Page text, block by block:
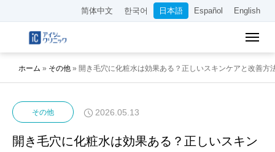
简体中文 한국어 日本語 Español English
ホーム » その他 » 開き毛穴に化粧水は効果ある？正しいスキンケアと改善方
その他 2026.05.13
開き毛穴に化粧水は効果ある？正しいスキン